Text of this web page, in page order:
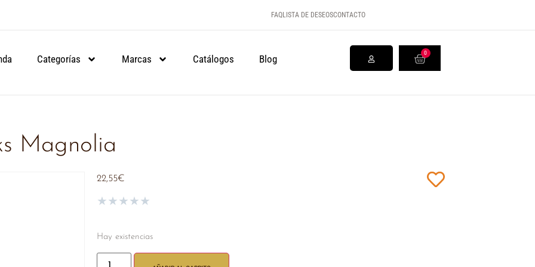
DE 90€.
DE 90€.
DE 90€.
FAQLISTA DE DESEOSCONTACTO
Categorías Marcas Catálogos Blog
0
Magnolia
22,55€
★★★★★
Hay existencias